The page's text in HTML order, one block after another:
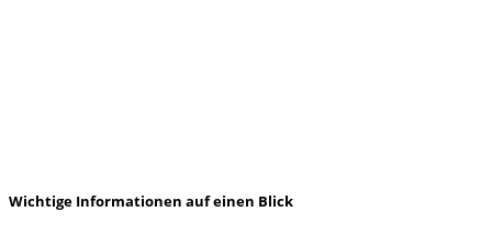
Wichtige Informationen auf einen Blick